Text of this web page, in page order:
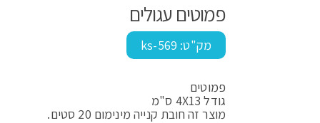
חנות>כל המתנות
פמוטים עגולים
מק"ט: ks-569
פמוטים
גודל 4X13 ס"מ
מוצר זה חובת קנייה מינימום 20 סטים.